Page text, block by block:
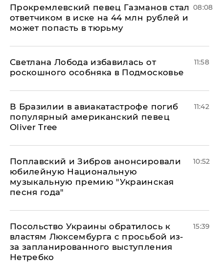
Прокремлевский певец Газманов стал
ответчиком в иске на 44 млн рублей и
может попасть в тюрьму
08:08
Светлана Лобода избавилась от
роскошного особняка в Подмосковье
11:58
В Бразилии в авиакатастрофе погиб
популярный американский певец
Oliver Tree
11:42
Поплавский и Зибров анонсировали
юбилейную Национальную
музыкальную премию "Украинская
песня года"
10:52
Посольство Украины обратилось к
властям Люксембурга с просьбой из-
за запланированного выступления
Нетребко
15:39